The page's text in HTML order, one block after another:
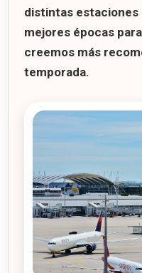
distintas estaciones
mejores épocas
creemos más
temporada.